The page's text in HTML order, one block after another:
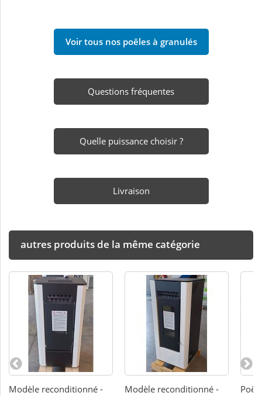
Voir tous nos poêles à granulés
Questions fréquentes
Quelle puissance choisir ?
Livraison
autres produits de la même catégorie
Modèle reconditionné -
Modèle reconditionné -